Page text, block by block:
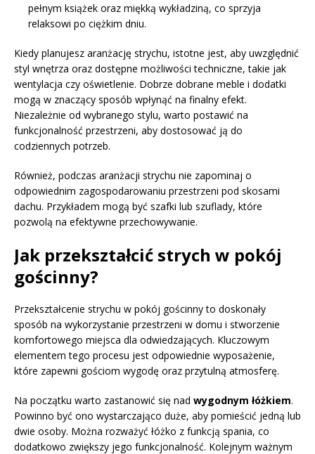
pełnym książek oraz miękką wykładziną, co sprzyja
relaksowi po ciężkim dniu.
Kiedy planujesz aranżację strychu, istotne jest, aby uwzględnić
styl wnętrza oraz dostępne możliwości techniczne, takie jak
wentylacja czy oświetlenie. Dobrze dobrane meble i dodatki
mogą w znaczący sposób wpłynąć na finalny efekt.
Niezależnie od wybranego stylu, warto postawić na
funkcjonalność przestrzeni, aby dostosować ją do
codziennych potrzeb.
Również, podczas aranżacji strychu nie zapominaj o
odpowiednim zagospodarowaniu przestrzeni pod skosami
dachu. Przykładem mogą być szafki lub szuflady, które
pozwolą na efektywne przechowywanie.
Jak przekształcić strych w pokój
gościnny?
Przekształcenie strychu w pokój gościnny to doskonały
sposób na wykorzystanie przestrzeni w domu i stworzenie
komfortowego miejsca dla odwiedzających. Kluczowym
elementem tego procesu jest odpowiednie wyposażenie,
które zapewni gościom wygodę oraz przytulną atmosferę.
Na początku warto zastanowić się nad wygodnym łóżkiem.
Powinno być ono wystarczająco duże, aby pomieścić jedną lub
dwie osoby. Można rozważyć łóżko z funkcją spania, co
dodatkowo zwiększy jego funkcjonalność. Kolejnym ważnym